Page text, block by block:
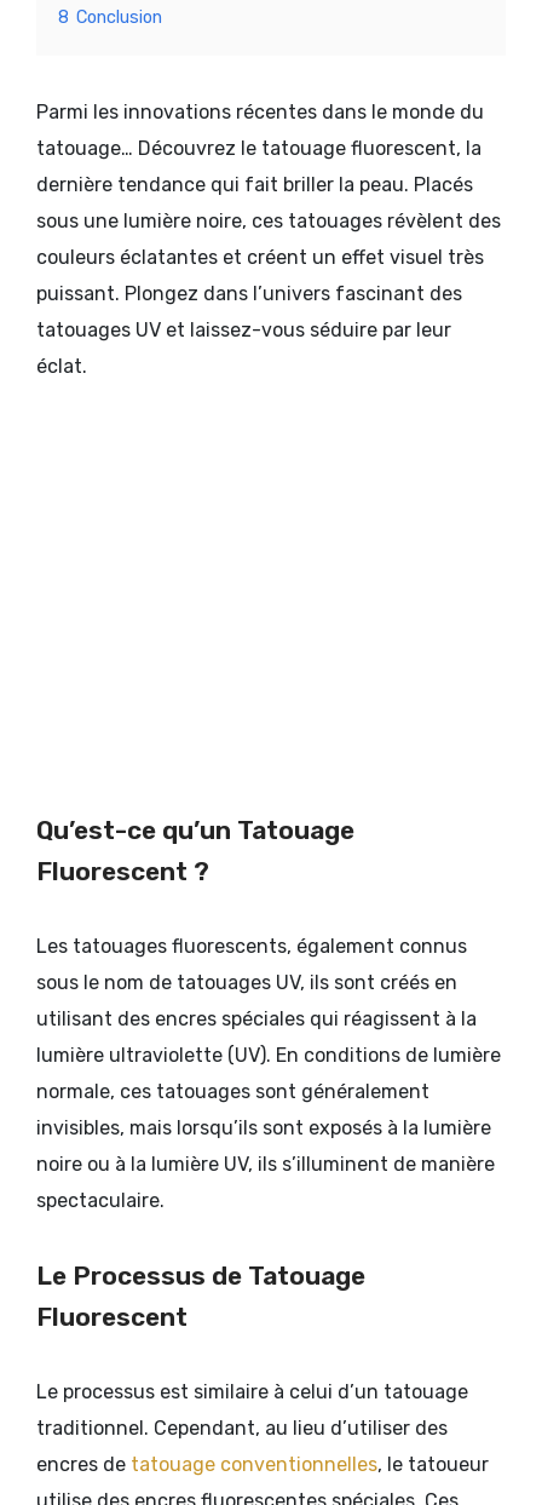
8 Conclusion
Parmi les innovations récentes dans le monde du
tatouage… Découvrez le tatouage fluorescent, la
dernière tendance qui fait briller la peau. Placés
sous une lumière noire, ces tatouages révèlent des
couleurs éclatantes et créent un effet visuel très
puissant. Plongez dans l’univers fascinant des
tatouages UV et laissez-vous séduire par leur
éclat.
Qu’est-ce qu’un Tatouage
Fluorescent ?
Les tatouages fluorescents, également connus
sous le nom de tatouages UV, ils sont créés en
utilisant des encres spéciales qui réagissent à la
lumière ultraviolette (UV). En conditions de lumière
normale, ces tatouages sont généralement
invisibles, mais lorsqu’ils sont exposés à la lumière
noire ou à la lumière UV, ils s’illuminent de manière
spectaculaire.
Le Processus de Tatouage
Fluorescent
Le processus est similaire à celui d’un tatouage
traditionnel. Cependant, au lieu d’utiliser des
encres de tatouage conventionnelles, le tatoueur